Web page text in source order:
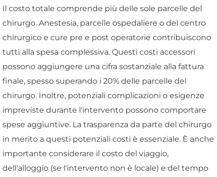
Il costo totale comprende più delle sole parcelle del
chirurgo. Anestesia, parcelle ospedaliere o del centro
chirurgico e cure pre e post operatorie contribuiscono
tutti alla spesa complessiva. Questi costi accessori
possono aggiungere una cifra sostanziale alla fattura
finale, spesso superando i 20% delle parcelle del
chirurgo. Inoltre, potenziali complicazioni o esigenze
impreviste durante l'intervento possono comportare
spese aggiuntive. La trasparenza da parte del chirurgo
in merito a questi potenziali costi è essenziale. È anche
importante considerare il costo del viaggio,
dell'alloggio (se l'intervento non è locale) e del tempo